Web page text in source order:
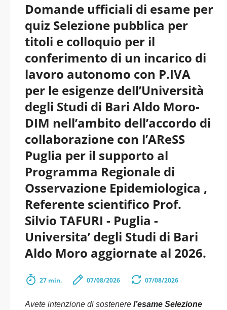
Domande ufficiali di esame per
quiz Selezione pubblica per
titoli e colloquio per il
conferimento di un incarico di
lavoro autonomo con P.IVA
per le esigenze dell’Università
degli Studi di Bari Aldo Moro-
DIM nell’ambito dell’accordo di
collaborazione con l’AReSS
Puglia per il supporto al
Programma Regionale di
Osservazione Epidemiologica ,
Referente scientifico Prof.
Silvio TAFURI - Puglia -
Universita’ degli Studi di Bari
Aldo Moro aggiornate al 2026.
27 min. 07/08/2026 07/08/2026
Avete intenzione di sostenere l’esame Selezione